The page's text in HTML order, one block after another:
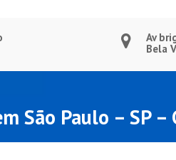
Av
Bela
São Paulo – SP